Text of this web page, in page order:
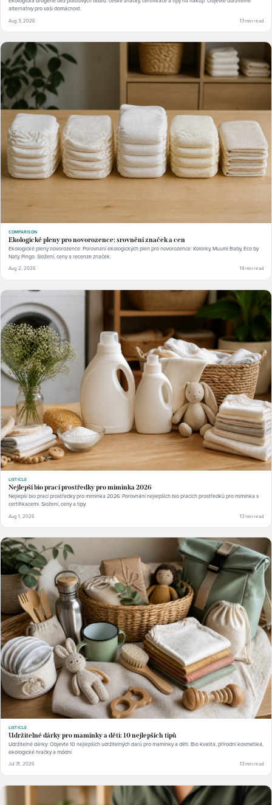
alternativy pro vaši domácnost.
Aug 3, 2026 13 min read
COMPARISON
Ekologické pleny pro novorozence: srovnění značek a cen
Ekologické pleny novorozence: Porovnání ekologických plen pro novorozence: Kolorky, Muumi Baby, Eco by
Naty, Pingo. Složení, ceny a recenze značek.
Aug 2, 2026 14 min read
LISTICLE
Nejlepší bio prací prostředky pro miminka 2026
Nejlepší bio prací prostředky pro miminka 2026: Porovnání nejlepších bio pracích prostředků pro miminka s
certifikacemi. Složení, ceny a tipy.
Aug 1, 2026 13 min read
LISTICLE
Udržitelné dárky pro maminky a děti: 10 nejlepších tipů
Udržitelné dárky: Objevte 10 nejlepších udržitelných darů pro maminky a děti. Bio kvalita, přírodní kosmetika,
ekologické hračky a módní.
Jul 31, 2026 13 min read